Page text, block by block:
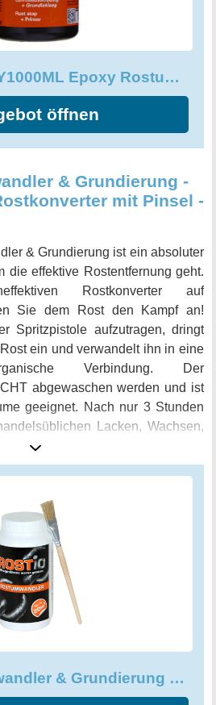
Brunox BEPOXY1000ML Epoxy Rostumwandler 1L 1L Single
öffnen
& Grundierung -
mit Pinsel -
& Grundierung ist ein absoluter
die effektive Rostentfernung geht.
Rostkonverter auf
Sie dem Rost den Kampf an!
Spritzpistole aufzutragen, dringt
ein und verwandelt ihn in eine
Verbindung. Der
abgewaschen werden und ist
geeignet. Nach nur 3 Stunden
Lacken, Wachsen,
weiterarbeiten. Dabei ist das
ml reichen für bis zu 20 qm
Rostumwandler & Grundierung
wirksam, sondern auch sparsam
Sie jetzt und erhalten Sie
Pinsel direkt dazu!
Rostio Rostumwandler & Grundierung - Hocheffektiver Rostkonverter